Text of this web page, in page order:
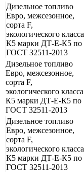
Дизельное топливо
Евро, межсезонное,
сорта F,
экологического класса
К5 марки ДТ-Е-К5 по
ГОСТ 32511-2013
Дизельное топливо
Евро, межсезонное,
сорта F,
экологического класса
К5 марки ДТ-Е-К5 по
ГОСТ 32511-2013
Дизельное топливо
Евро, межсезонное,
сорта F,
экологического класса
К5 марки ДТ-Е-К5 по
ГОСТ 32511-2013